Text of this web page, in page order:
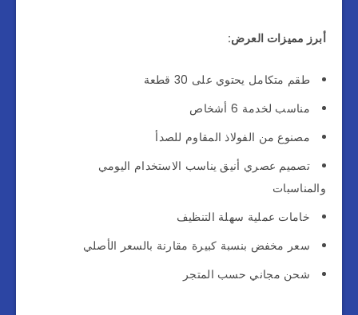
أبرز مميزات العرض:
طقم متكامل يحتوي على 30 قطعة
مناسب لخدمة 6 أشخاص
مصنوع من الفولاذ المقاوم للصدأ
تصميم عصري أنيق يناسب الاستخدام اليومي
والمناسبات
خامات عملية سهلة التنظيف
سعر مخفض بنسبة كبيرة مقارنة بالسعر الأصلي
شحن مجاني حسب المتجر